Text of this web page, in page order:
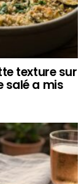
texture sur
salé a mis